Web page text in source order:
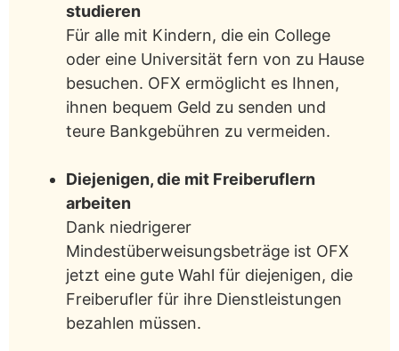
studieren
Für alle mit Kindern, die ein College
oder eine Universität fern von zu Hause
besuchen. OFX ermöglicht es Ihnen,
ihnen bequem Geld zu senden und
teure Bankgebühren zu vermeiden.
Diejenigen, die mit Freiberuflern
arbeiten
Dank niedrigerer
Mindestüberweisungsbeträge ist OFX
jetzt eine gute Wahl für diejenigen, die
Freiberufler für ihre Dienstleistungen
bezahlen müssen.